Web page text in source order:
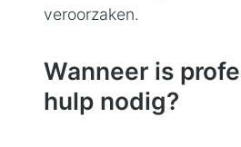
veroorzaken.
Wanneer is
hulp nodig?